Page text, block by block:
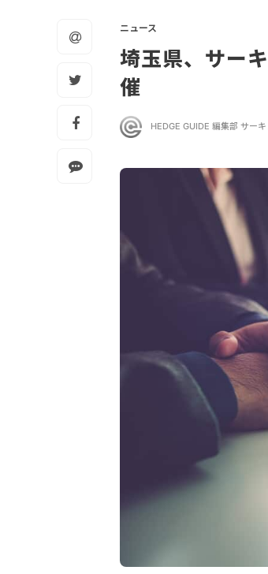
ニュース
埼玉県、サー
催
HEDGE GUIDE 編集部 サー